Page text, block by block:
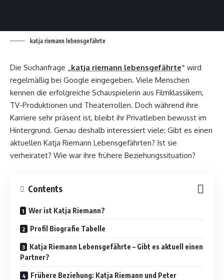
katja riemann lebensgefährte
Die Suchanfrage „katja riemann lebensgefährte“ wird
regelmäßig bei Google eingegeben. Viele Menschen
kennen die erfolgreiche Schauspielerin aus Filmklassikern,
TV-Produktionen und Theaterrollen. Doch während ihre
Karriere sehr präsent ist, bleibt ihr Privatleben bewusst im
Hintergrund. Genau deshalb interessiert viele: Gibt es einen
aktuellen Katja Riemann Lebensgefährten? Ist sie
verheiratet? Wie war ihre frühere Beziehungssituation?
Contents
Wer ist Katja Riemann?
Profil Biografie Tabelle
Katja Riemann Lebensgefährte – Gibt es aktuell einen
Partner?
Frühere Beziehung: Katja Riemann und Peter